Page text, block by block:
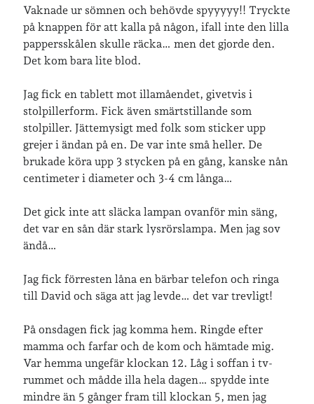
hemmet hemsidan ikea
jobb lopp
pappersböcker resor
shopping skolan skor
Skriva släkt stockholm te
vandring veckoincheckning
vegan
vänner webben
årssammanfattningar
Kalender
Vaknade ur sömnen och behövde spyyyyy!! Tryckte
på knappen för att kalla på någon, ifall inte den lilla
pappersskålen skulle räcka… men det gjorde den.
Det kom bara lite blod.
Jag fick en tablett mot illamåendet, givetvis i
stolpillerform. Fick även smärtstillande som
stolpiller. Jättemysigt med folk som sticker upp
grejer i ändan på en. De var inte små heller. De
brukade köra upp 3 stycken på en gång, kanske nån
centimeter i diameter och 3-4 cm långa…
Det gick inte att släcka lampan ovanför min säng,
det var en sån där stark lysrörslampa. Men jag sov
ändå…
Jag fick förresten låna en bärbar telefon och ringa
till David och säga att jag levde… det var trevligt!
På onsdagen fick jag komma hem. Ringde efter
mamma och farfar och de kom och hämtade mig.
Var hemma ungefär klockan 12. Låg i soffan i tv-
rummet och mådde illa hela dagen… spydde inte
mindre än 5 gånger fram till klockan 5, men jag